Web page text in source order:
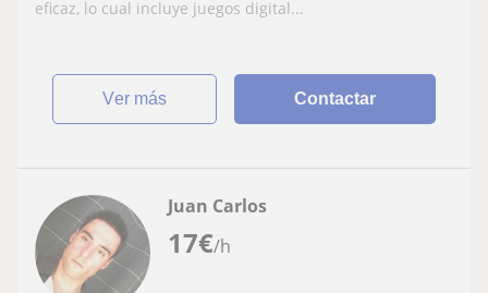
eficaz, lo cual incluye juegos digital...
ver más Contactar
17€/h
Juan Carlos